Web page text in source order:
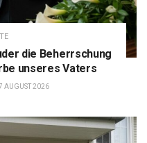
die Beherrschung
unseres Vaters
AUGUST 2026